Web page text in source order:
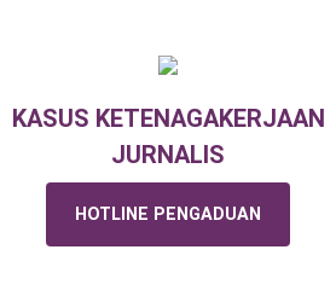
KASUS KETENAGAKERJAAN
JURNALIS
HOTLINE PENGADUAN